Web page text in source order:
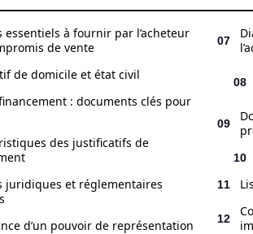
essentiels à fournir par l’acheteur
de vente
de domicile et état civil
: documents clés pour
des justificatifs de
juridiques et réglementaires
d’un pouvoir de représentation